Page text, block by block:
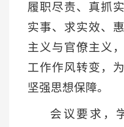
履职尽责、真抓
实事、求实效、
主义与官僚主义
工作作风转变，
坚强思想保障。
会议要求，